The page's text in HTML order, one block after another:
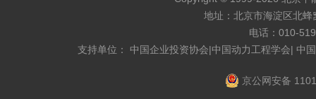
地址：北京市海淀区北
电话：010-
支持单位： 中国企业投资协会|中国动力工程学会| 中
京公网安备